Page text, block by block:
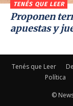
TENÉS QUE LEER
Proponen
apuestas y
Tenés que Leer
Política
©